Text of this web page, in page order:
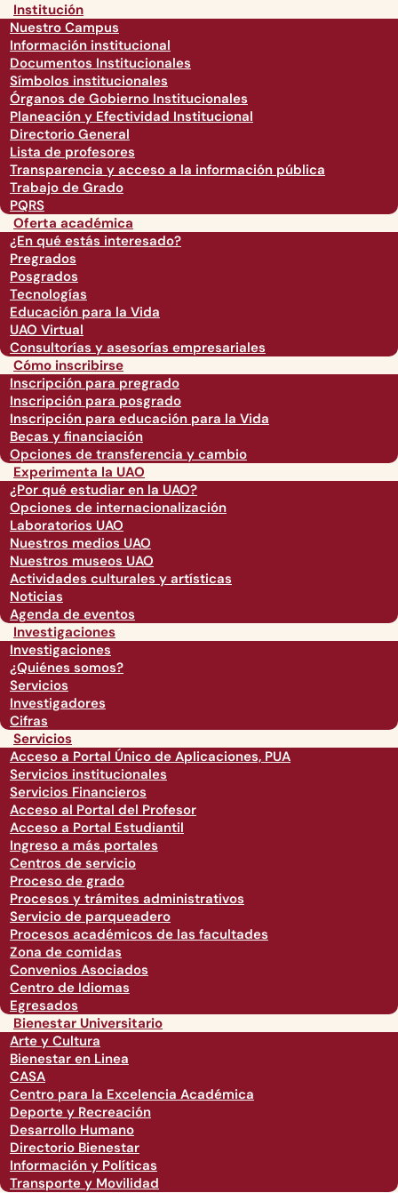
Institución
Nuestro Campus
Información institucional
Documentos Institucionales
Símbolos institucionales
Órganos de Gobierno Institucionales
Planeación y Efectividad Institucional
Directorio General
Lista de profesores
Transparencia y acceso a la información pública
Trabajo de Grado
PQRS
Oferta académica
¿En qué estás interesado?
Pregrados
Posgrados
Tecnologías
Educación para la Vida
UAO Virtual
Consultorías y asesorías empresariales
Cómo inscribirse
Inscripción para pregrado
Inscripción para posgrado
Inscripción para educación para la Vida
Becas y financiación
Opciones de transferencia y cambio
Experimenta la UAO
¿Por qué estudiar en la UAO?
Opciones de internacionalización
Laboratorios UAO
Nuestros medios UAO
Nuestros museos UAO
Actividades culturales y artísticas
Noticias
Agenda de eventos
Investigaciones
Investigaciones
¿Quiénes somos?
Servicios
Investigadores
Cifras
Servicios
Acceso a Portal Único de Aplicaciones, PUA
Servicios institucionales
Servicios Financieros
Acceso al Portal del Profesor
Acceso a Portal Estudiantil
Ingreso a más portales
Centros de servicio
Proceso de grado
Procesos y trámites administrativos
Servicio de parqueadero
Procesos académicos de las facultades
Zona de comidas
Convenios Asociados
Centro de Idiomas
Egresados
Bienestar Universitario
Arte y Cultura
Bienestar en Linea
CASA
Centro para la Excelencia Académica
Deporte y Recreación
Desarrollo Humano
Directorio Bienestar
Información y Políticas
Transporte y Movilidad